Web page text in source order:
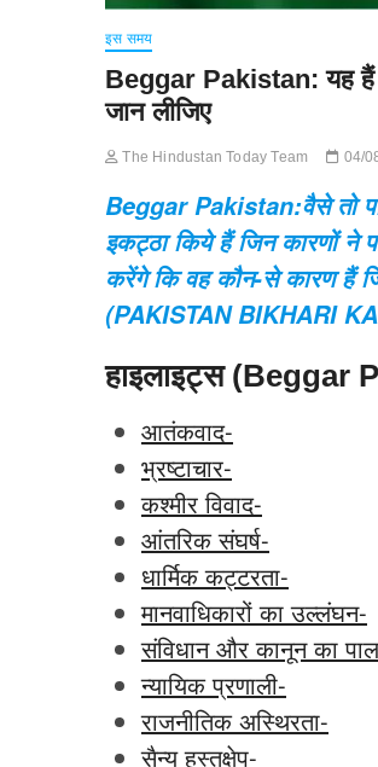
इस समय
Beggar Pakistan: यह हैं
जान लीजिए
The Hindustan Today Team 04/
Beggar Pakistan:वैसे तो
इकट्ठा किये हैं जिन कारणों ने
करेंगे कि वह कौन-से कारण हैं
(PAKISTAN BIKHARI
हाइलाइट्स (Beggar
आतंकवाद-
भ्रष्टाचार-
कश्मीर विवाद-
आंतरिक संघर्ष-
धार्मिक कट्टरता-
मानवाधिकारों का उल्लंघन-
संविधान और कानून का
न्यायिक प्रणाली-
राजनीतिक अस्थिरता-
सैन्य हस्तक्षेप-